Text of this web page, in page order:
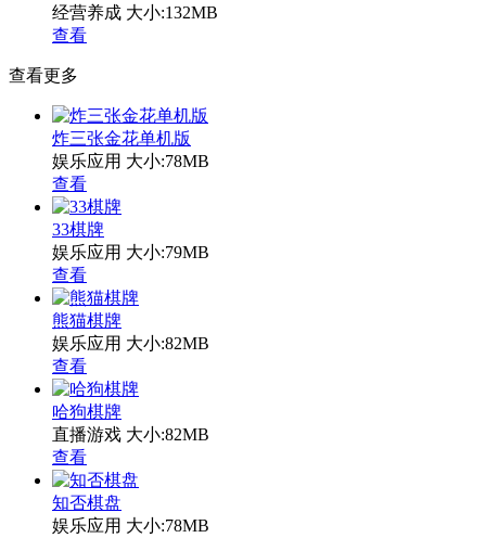
经营养成 大小:132MB
查看
查看更多
炸三张金花单机版
娱乐应用 大小:78MB
查看
33棋牌
娱乐应用 大小:79MB
查看
熊猫棋牌
娱乐应用 大小:82MB
查看
哈狗棋牌
直播游戏 大小:82MB
查看
知否棋盘
娱乐应用 大小:78MB